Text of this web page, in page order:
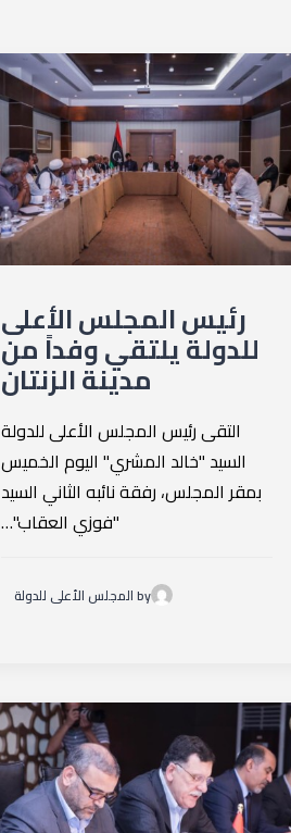
رئيس المجلس الأعلى
للدولة يلتقي وفداً من
مدينة الزنتان
التقى رئيس المجلس الأعلى للدولة
السيد "خالد المشري" اليوم الخميس
بمقر المجلس، رفقة نائبه الثاني السيد
"فوزي العقاب"…
by المجلس الأعلى للدولة